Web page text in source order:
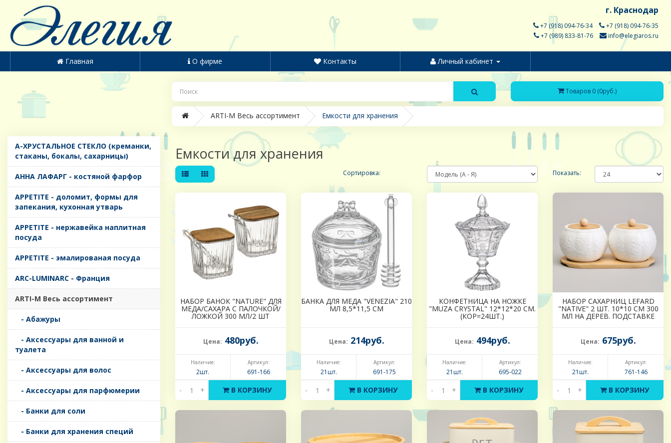
г. Краснодар
+7 (918) 094-76-34
+7 (918) 094-76-35
+7 (989) 833-81-76
info@elegiaros.ru
Главная О фирме Контакты Личный кабинет
Товаров 0 (0руб.)
ARTI-M Весь ассортимент Емкости для хранения
A-ХРУСТАЛЬНОЕ СТЕКЛО (креманки,
стаканы, бокалы, сахарницы)
AHHA ЛАФАРГ - костяной фарфор
APPETITE - доломит, формы для
запекания, кухонная утварь
APPETITE - нержавейка наплитная
посуда
APPETITE - эмалированая посуда
ARC-LUMINARC - Франция
ARTI-M Весь ассортимент
- Абажуры
- Аксессуары для ванной и
туалета
- Аксессуары для волос
- Аксессуары для парфюмерии
- Банки для соли
- Банки для хранения специй
Емкости для хранения
Сортировка: Показать:
НАБОР БАНОК "NATURE" ДЛЯ
МЕДА/САХАРА С ПАЛОЧКОЙ/
ЛОЖКОЙ 300 МЛ/2 ШТ
Цена: 480руб.
Наличие:
2шт.
Артикул:
691-166
- + В КОРЗИНУ
БАНКА ДЛЯ МЕДА "VENEZIA" 210
МЛ 8,5*11,5 СМ
Цена: 214руб.
Наличие:
21шт.
Артикул:
691-175
- + В КОРЗИНУ
КОНФЕТНИЦА НА НОЖКЕ
"MUZA CRYSTAL" 12*12*20 СМ.
(КОР=24ШТ.)
Цена: 494руб.
Наличие:
21шт.
Артикул:
695-022
- + В КОРЗИНУ
НАБОР САХАРНИЦ LEFARD
"NATIVE" 2 ШТ. 10*10 СМ 300
МЛ НА ДЕРЕВ. ПОДСТАВКЕ
Цена: 675руб.
Наличие:
21шт.
Артикул:
761-146
- + В КОРЗИНУ